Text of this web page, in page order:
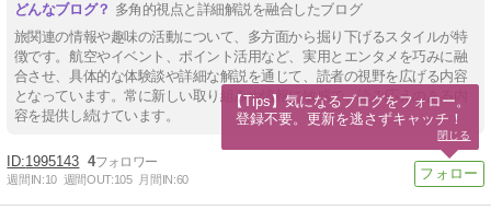
多角的視点と詳細解説を融合したブログ
旅関連の情報や趣味の活動について、多方面から掘り下げるスタイルが特
徴です。航空やイベント、ポイント活用など、実用とエンタメを巧みに融
合させ、具体的な体験談や詳細な解説を通じて、読者の視野を広げる内容
となっています。常に新しい取り組みや情報に敏感で、読み応えのある内
容を提供し続けています。
1995143 4
週間IN:10 週間OUT:105 月間IN:60
【Tips】気になるブログをフォロー。
登録不要。更新を逃さずキャッチ！
閉じる